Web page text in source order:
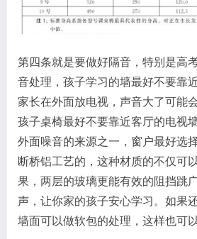
第四条就是要做好隔音，特别是高
音处理，孩子学习的墙最好不要靠
家长在外面放电视，声音大了可能
孩子桌椅最好不要靠近客厅的电视
外面噪音的来源之一，窗户最好选
断桥铝工艺的，这种材质的不仅可
果，两层的玻璃更能有效的阻挡跳
声，让你家的孩子安心学习。如果
墙面可以做软包的处理，这样也可